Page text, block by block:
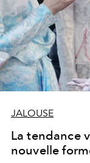
JALOUSE
La tendance
nouvelle